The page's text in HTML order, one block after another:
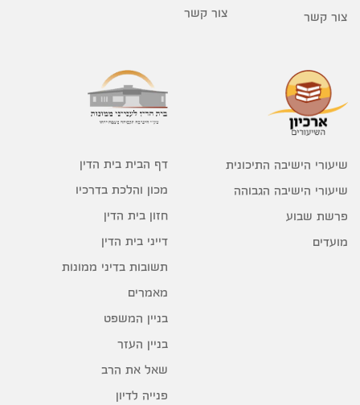
צור קשר
צור קשר
שיעורי הישיבה התיכונית
שיעורי הישיבה הגבוהה
פרשת שבוע
מועדים
דף הבית בית הדין
מכון והלכת בדרכיו
חזון בית הדין
דייני בית הדין
תשובות בדיני ממונות
מאמרים
בניין המשפט
בניין העזר
שאל את הרב
פנייה לדיון